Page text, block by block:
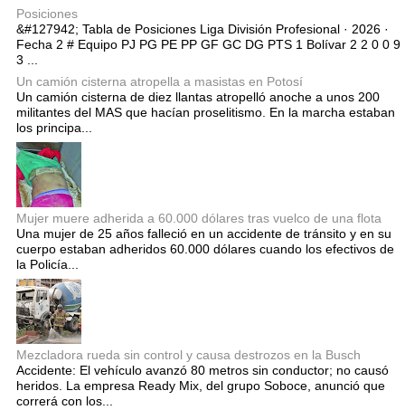
Posiciones
&#127942; Tabla de Posiciones Liga División Profesional · 2026 ·
Fecha 2 # Equipo PJ PG PE PP GF GC DG PTS 1 Bolívar 2 2 0 0 9
3 ...
Un camión cisterna atropella a masistas en Potosí
Un camión cisterna de diez llantas atropelló anoche a unos 200
militantes del MAS que hacían proselitismo. En la marcha estaban
los principa...
Mujer muere adherida a 60.000 dólares tras vuelco de una flota
Una mujer de 25 años falleció en un accidente de tránsito y en su
cuerpo estaban adheridos 60.000 dólares cuando los efectivos de
la Policía...
Mezcladora rueda sin control y causa destrozos en la Busch
Accidente: El vehículo avanzó 80 metros sin conductor; no causó
heridos. La empresa Ready Mix, del grupo Soboce, anunció que
correrá con los...